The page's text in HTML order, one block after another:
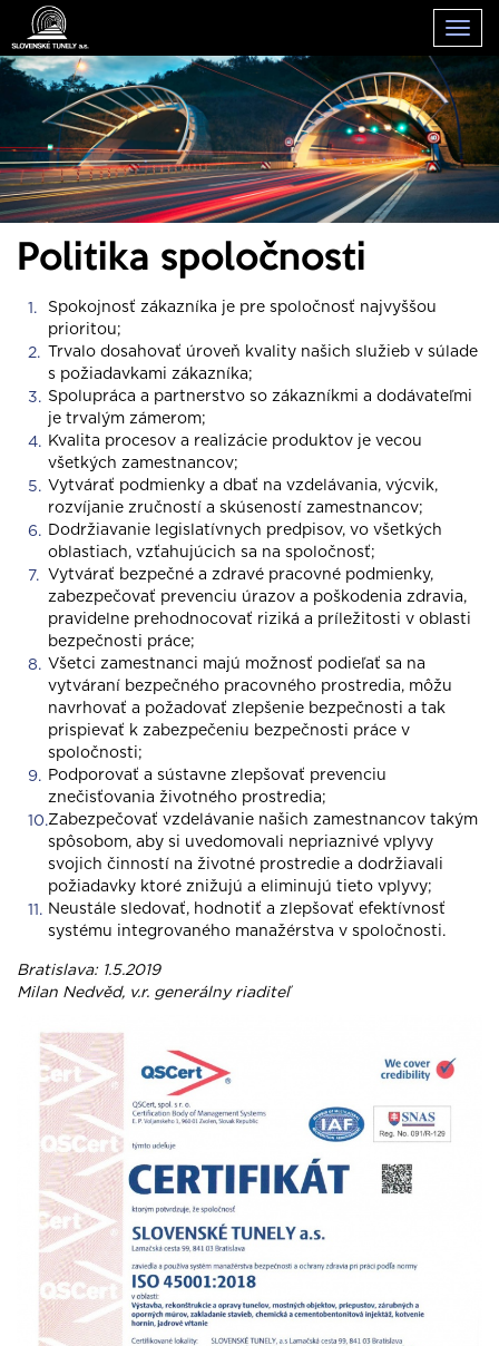
Politika spoločnosti
Spokojnosť zákazníka je pre spoločnosť najvyššou
prioritou;
Trvalo dosahovať úroveň kvality našich služieb v súlade
s požiadavkami zákazníka;
Spolupráca a partnerstvo so zákazníkmi a dodávateľmi
je trvalým zámerom;
Kvalita procesov a realizácie produktov je vecou
všetkých zamestnancov;
Vytvárať podmienky a dbať na vzdelávania, výcvik,
rozvíjanie zručností a skúseností zamestnancov;
Dodržiavanie legislatívnych predpisov, vo všetkých
oblastiach, vzťahujúcich sa na spoločnosť;
Vytvárať bezpečné a zdravé pracovné podmienky,
zabezpečovať prevenciu úrazov a poškodenia zdravia,
pravidelne prehodnocovať riziká a príležitosti v oblasti
bezpečnosti práce;
Všetci zamestnanci majú možnosť podieľať sa na
vytváraní bezpečného pracovného prostredia, môžu
navrhovať a požadovať zlepšenie bezpečnosti a tak
prispievať k zabezpečeniu bezpečnosti práce v
spoločnosti;
Podporovať a sústavne zlepšovať prevenciu
znečisťovania životného prostredia;
Zabezpečovať vzdelávanie našich zamestnancov takým
spôsobom, aby si uvedomovali nepriaznivé vplyvy
svojich činností na životné prostredie a dodržiavali
požiadavky ktoré znižujú a eliminujú tieto vplyvy;
Neustále sledovať, hodnotiť a zlepšovať efektívnosť
systému integrovaného manažérstva v spoločnosti.
Bratislava: 1.5.2019
Milan Nedvěd, v.r. generálny riaditeľ